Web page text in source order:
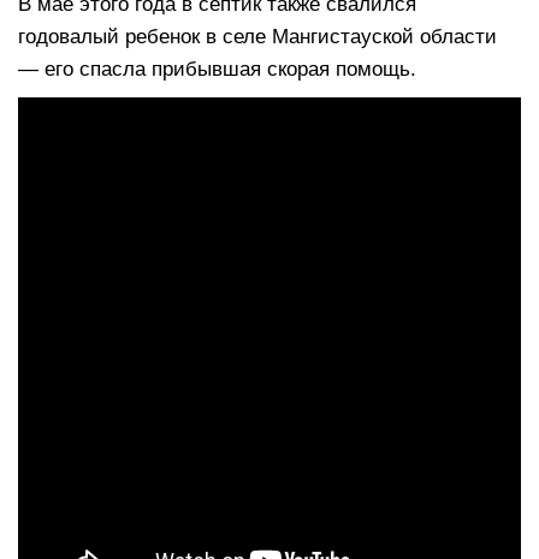
годовалый ребенок в селе Мангистауской области
— его спасла прибывшая скорая помощь.